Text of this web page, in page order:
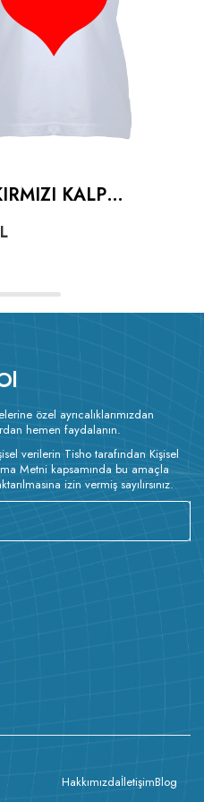
KALP
özel ayrıcalıklarımızdan
hemen faydalanın.
verilerin Tisho tarafından Kişisel
Metni kapsamında bu amaçla
izin vermiş sayılırsınız.
HakkımızdaİletişimBlog